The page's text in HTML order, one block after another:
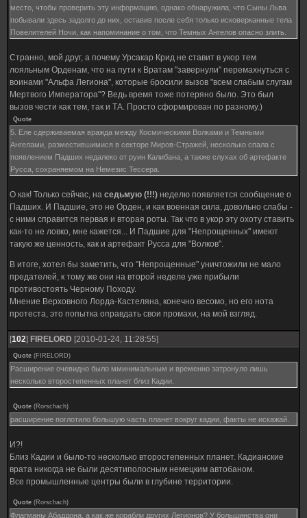
место, чтобы проверить эту информацию, однако обнаружила, что Сыны Льва
побывали здесь задолго до них, оставив после себя только исковерканные тела
Повелителей Ночи, как напоминание о том, что Темных Ангелов опасно злить.
Странно, мой друг, а почему Урсакар Крид не ставит в укор тем
лояльным Орденам, что на пути к Вратам "завернули" перемахнуться с
воинами "Альфа Легиона", которые бросили вызов "всем слабым слугам
Мертвого Императора"? Ведь время тоже потеряно было. Это был
вызов чести как тем, так и ТА. Просто сформирован по разному.)
Quote
5. Еле сдерживаемая вражда между Космическими Волками и Темными
Ангелами, разместившимися в секторе Миров-Стражей, несколько спала с
появлением Падших недалеко от руин Калибана, а также слухах об артефакте
Русса, сохраняемом на Немезис Тессера.
О как! Только сейчас, на седьмую (!!!) неделю появляется сообщение о
Падших. И Падшие, это не Орден, и как военная сила, довольно слабы -
с ними справится первая и вторая роты. Так что в укор эту охоту ставить
как-то не ловко, мне кажется... И Падшие для "Непрощенных" имеют
такую же ценность, как и артефакт Русса для "Волков".
В итоге, хотел бы заметить, что "Непрощенные" уничтожили не мало
предателей, к тому же они на второй неделе уже прибыли
противостоять Черному Походу.
Мнение Верховного Лорда-Кастеляна, конечно весомо, но его нота
протеста, это попытка оправдать свои промахи, на мой взгляд.
[102] FIRELORD [2010-01-24, 11:28:55]
Quote (FIRELORD)
Расширение очевидно было мминимальным и временно затронуло лишь
несколько второстепенных планет близ Кадии.
Quote (Rorschach)
расширение поглотило большую часть планет вокруг кадии, факты не искажай.
И?!
Близ Кадии и было-то несколько второстепенных планет. Кадианские
врата никогда не были десятиполосным немецким автобаном.
Все промышленные центры были в глубине территории.
Quote (Rorschach)
Флагманы Абаддона, а как же корабли других Легионов? У большинства они